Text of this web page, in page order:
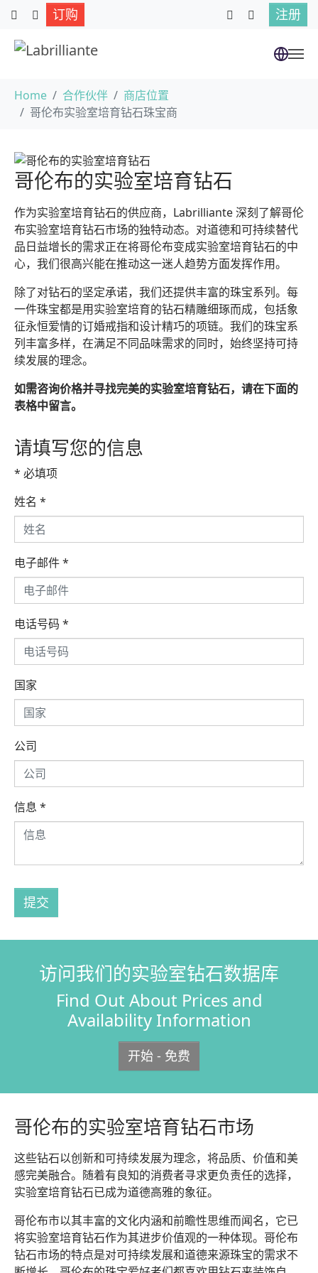
订购 注册
当前位置：
Home 合作伙伴
商店位置
哥伦布实验室培育钻石珠宝商
哥伦布的实验室培育钻石
作为实验室培育钻石的供应商，Labrilliante 深刻了解哥伦
布实验室培育钻石市场的独特动态。对道德和可持续替代
品日益增长的需求正在将哥伦布变成实验室培育钻石的中
心，我们很高兴能在推动这一迷人趋势方面发挥作用。
除了对钻石的坚定承诺，我们还提供丰富的珠宝系列。每
一件珠宝都是用实验室培育的钻石精雕细琢而成，包括象
征永恒爱情的订婚戒指和设计精巧的项链。我们的珠宝系
列丰富多样，在满足不同品味需求的同时，始终坚持可持
续发展的理念。
如需咨询价格并寻找完美的实验室培育钻石，请在下面的
表格中留言。
请填写您的信息
* 必填项
姓名 *
电子邮件*
电话号码 *
国家
公司
信息 *
提交
访问我们的实验室钻石数据库
Find Out About Prices and
Availability Information
开始 - 免费
哥伦布的实验室培育钻石市场
这些钻石以创新和可持续发展为理念，将品质、价值和美
感完美融合。随着有良知的消费者寻求更负责任的选择，
实验室培育钻石已成为道德高雅的象征。
哥伦布市以其丰富的文化内涵和前瞻性思维而闻名，它已
将实验室培育钻石作为其进步价值观的一种体现。哥伦布
钻石市场的特点是对可持续发展和道德来源珠宝的需求不